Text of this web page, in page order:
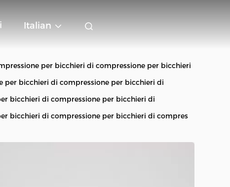
Italian
per bicchieri di compressione per bicchieri
per bicchieri di compressione per bicchieri di
bicchieri di compressione per bicchieri di
bicchieri di compressione per bicchieri di compres